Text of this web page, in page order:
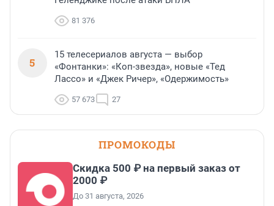
81 376
5
15 телесериалов августа — выбор
«Фонтанки»: «Коп-звезда», новые «Тед
Лассо» и «Джек Ричер», «Одержимость»
57 673 27
ПРОМОКОДЫ
Скидка 500 ₽ на первый заказ от
2000 ₽
До 31 августа, 2026